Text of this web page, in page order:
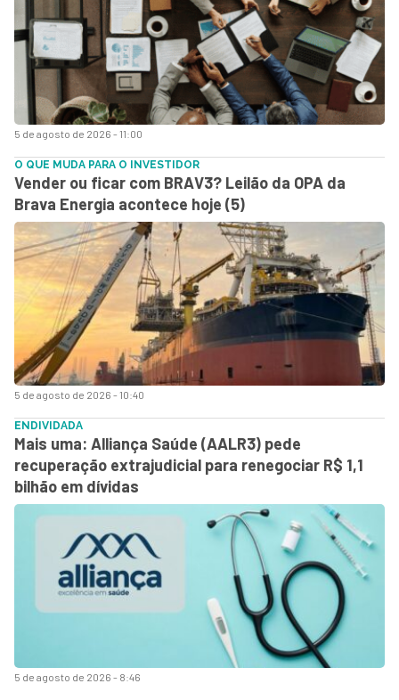
5 de agosto de 2026 - 11:00
5 de agosto de 2026 - 10:40
O QUE MUDA PARA O INVESTIDOR
Vender ou ficar com BRAV3? Leilão da OPA da
Brava Energia acontece hoje (5)
5 de agosto de 2026 - 8:46
ENDIVIDADA
Mais uma: Alliança Saúde (AALR3) pede
recuperação extrajudicial para renegociar R$ 1,1
bilhão em dívidas